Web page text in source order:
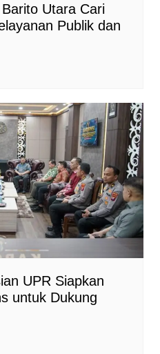
Utara Cari
Publik dan
UPR Siapkan
untuk Dukung